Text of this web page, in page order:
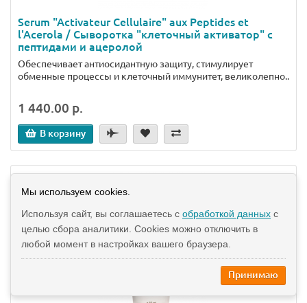
Serum "Activateur Cellulaire" aux Peptides et
l'Acerola / Сыворотка "клеточный активатор" с
пептидами и ацеролой
Обеспечивает антиосидантную защиту, стимулирует
обменные процессы и клеточный иммунитет, великолепно..
1 440.00 р.
В корзину
Мы используем cookies.
Используя сайт, вы соглашаетесь с обработкой данных с
целью сбора аналитики. Cookies можно отключить в
любой момент в настройках вашего браузера.
Принимаю